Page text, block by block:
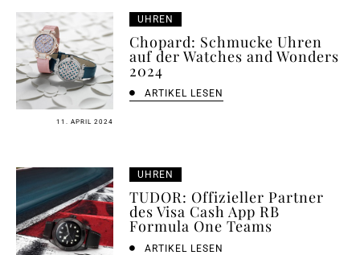
11. APRIL 2024
UHREN
Chopard: Schmucke Uhren
auf der Watches and Wonders
2024
ARTIKEL LESEN
UHREN
TUDOR: Offizieller Partner
des Visa Cash App RB
Formula One Teams
ARTIKEL LESEN